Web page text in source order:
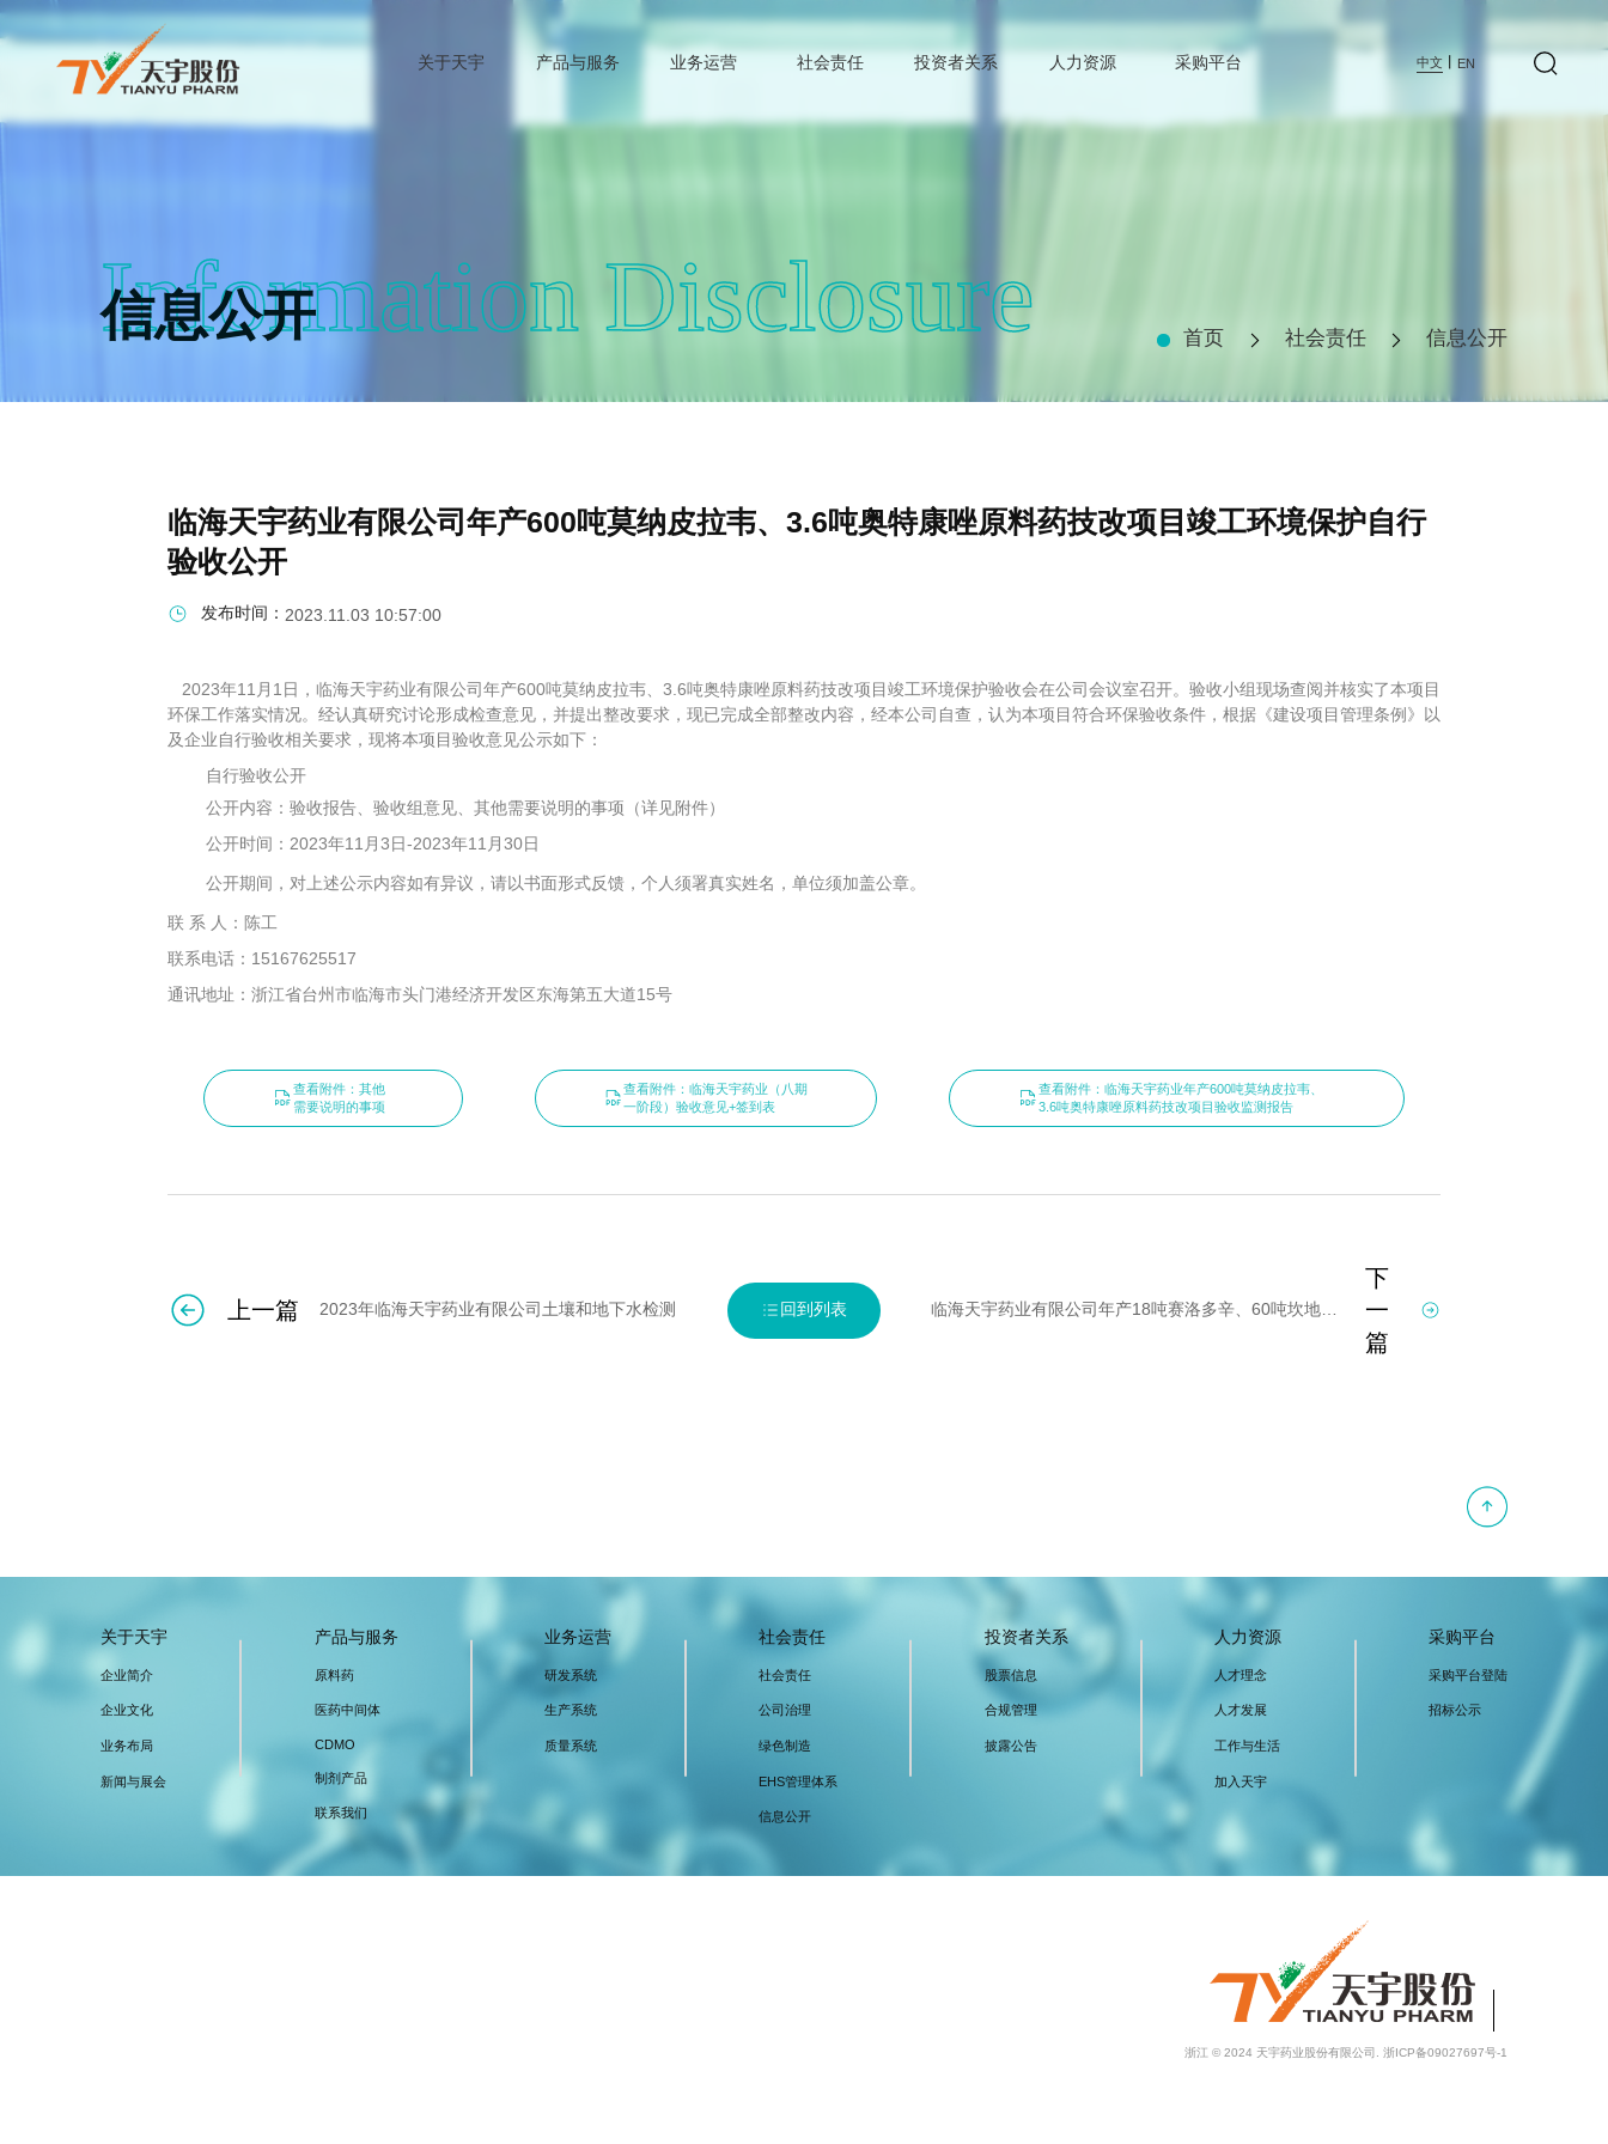
关于天宇 产品与服务 业务运营 社会责任 投资者关系 人力资源 采购平台 中文 EN
信息公开
Information Disclosure 首页 社会责任 信息公开
临海天宇药业有限公司年产600吨莫纳皮拉韦、3.6吨奥特康唑原料药技改项目竣工环境保护自行
验收公开
发布时间： 2023.11.03 10:57:00
2023年11月1日，临海天宇药业有限公司年产600吨莫纳皮拉韦、3.6吨奥特康唑原料药技改项目竣工环境保护验收会在公司会议室召开。验收小组现场查阅并核实了本项目
环保工作落实情况。经认真研究讨论形成检查意见，并提出整改要求，现已完成全部整改内容，经本公司自查，认为本项目符合环保验收条件，根据《建设项目管理条例》以
及企业自行验收相关要求，现将本项目验收意见公示如下：
自行验收公开
公开内容：验收报告、验收组意见、其他需要说明的事项（详见附件）
公开时间：2023年11月3日-2023年11月30日
公开期间，对上述公示内容如有异议，请以书面形式反馈，个人须署真实姓名，单位须加盖公章。
联 系 人：陈工
联系电话：15167625517
通讯地址：浙江省台州市临海市头门港经济开发区东海第五大道15号
查看附件：其他
需要说明的事项
查看附件：临海天宇药业（八期
一阶段）验收意见+签到表
查看附件：临海天宇药业年产600吨莫纳皮拉韦、
3.6吨奥特康唑原料药技改项目验收监测报告
上一篇 2023年临海天宇药业有限公司土壤和地下水检测 回到列表 临海天宇药业有限公司年产18吨赛洛多辛、60吨坎地沙坦酯等原料药及精烘包技改项目竣工环境保护自行验收公开
下
一
篇
关于天宇
企业简介
企业文化
业务布局
新闻与展会
产品与服务
原料药
医药中间体
CDMO
制剂产品
联系我们
业务运营
研发系统
生产系统
质量系统
社会责任
社会责任
公司治理
绿色制造
EHS管理体系
信息公开
投资者关系
股票信息
合规管理
披露公告
人力资源
人才理念
人才发展
工作与生活
加入天宇
采购平台
采购平台登陆
招标公示
浙江 © 2024 天宇药业股份有限公司. 浙ICP备09027697号-1